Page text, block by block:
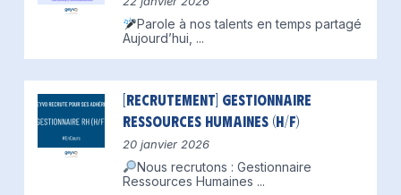
Parole à nos talents en temps partagé
Aujourd’hui, ...
[Recrutement] Gestionnaire
Ressources Humaines (H/F)
20 janvier 2026
Nous recrutons : Gestionnaire
Ressources Humaines ...